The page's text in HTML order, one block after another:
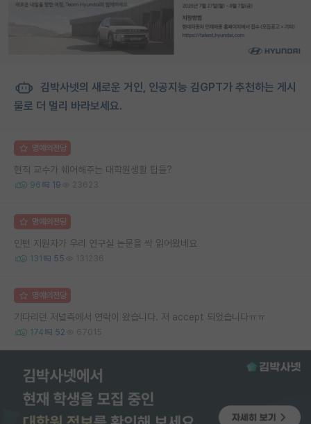
김박사넷의 새로운 거인, 인공지능 김GPT가 추천하는 게시
물로 더 멀리 바라보세요.
명예의전당
현직 교수가 쉐어해주는 대학원생활 팁들?
96 19 23623
명예의전당
인턴 지원자가 우리 연구실 논문을 싹 읽어왔네요
131 55 131236
명예의전당
기다리던 저널측에서 연락이 왔습니다. 저 accept 되었습니다ㅠㅠ
174 52 67015